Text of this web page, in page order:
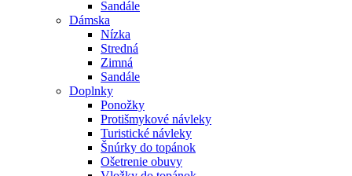
Sandále
Dámska
Nízka
Stredná
Zimná
Sandále
Doplnky
Ponožky
Protišmykové návleky
Turistické návleky
Šnúrky do topánok
Ošetrenie obuvy